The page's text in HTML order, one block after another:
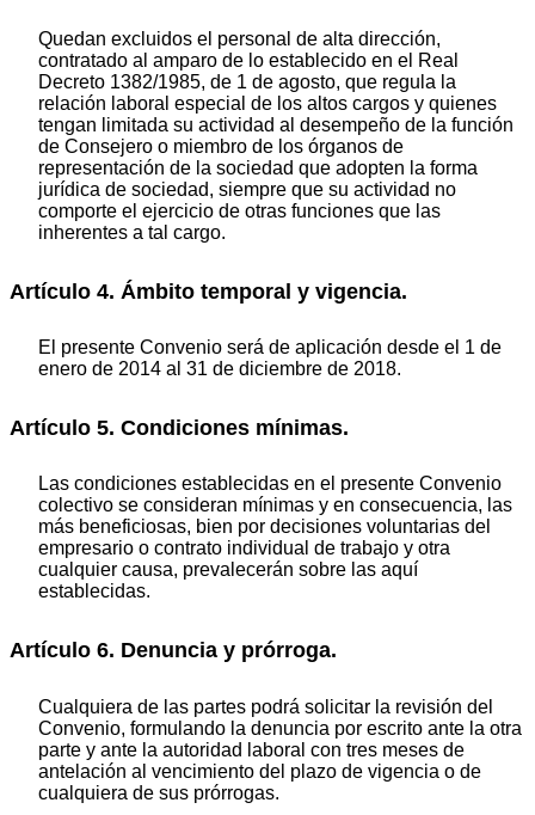
Quedan excluidos el personal de alta dirección,
contratado al amparo de lo establecido en el Real
Decreto 1382/1985, de 1 de agosto, que regula la
relación laboral especial de los altos cargos y quienes
tengan limitada su actividad al desempeño de la función
de Consejero o miembro de los órganos de
representación de la sociedad que adopten la forma
jurídica de sociedad, siempre que su actividad no
comporte el ejercicio de otras funciones que las
inherentes a tal cargo.
Artículo 4. Ámbito temporal y vigencia.
El presente Convenio será de aplicación desde el 1 de
enero de 2014 al 31 de diciembre de 2018.
Artículo 5. Condiciones mínimas.
Las condiciones establecidas en el presente Convenio
colectivo se consideran mínimas y en consecuencia, las
más beneficiosas, bien por decisiones voluntarias del
empresario o contrato individual de trabajo y otra
cualquier causa, prevalecerán sobre las aquí
establecidas.
Artículo 6. Denuncia y prórroga.
Cualquiera de las partes podrá solicitar la revisión del
Convenio, formulando la denuncia por escrito ante la otra
parte y ante la autoridad laboral con tres meses de
antelación al vencimiento del plazo de vigencia o de
cualquiera de sus prórrogas.